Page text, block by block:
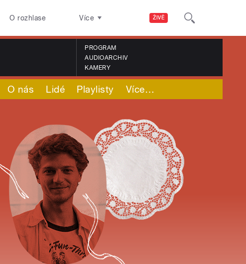
ŽIVĚ
O rozhlase Více
PROGRAM
AUDIOARCHIV
KAMERY
O nás Lidé Playlisty Více…